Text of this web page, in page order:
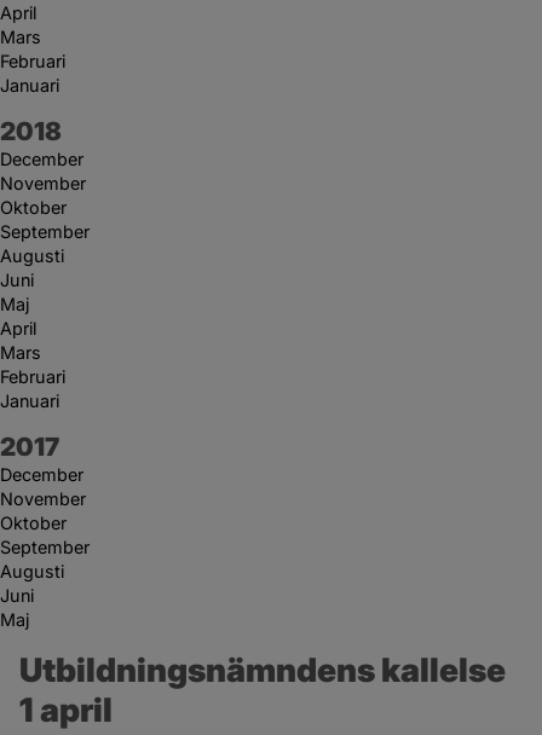
April
Mars
Februari
Januari
År:
2018
December
November
Oktober
September
Augusti
Juni
Maj
April
Mars
Februari
Januari
År:
2017
December
November
Oktober
September
Augusti
Juni
Maj
Utbildningsnämndens kallelse
1 april